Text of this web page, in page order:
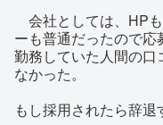
会社としては、HP
ーも普通だったので応
勤務していた人間の口
なかった。
もし採用されたら辞退